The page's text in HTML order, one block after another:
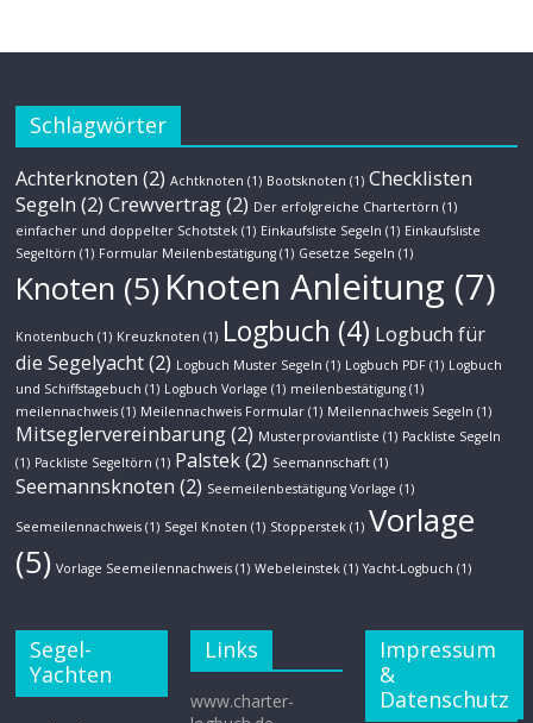
Schlagwörter
Achterknoten (2) Achtknoten (1) Bootsknoten (1) Checklisten
Segeln (2) Crewvertrag(2) Der erfolgreiche Chartertörn (1)
einfacher und doppelter Schotstek (1) Einkaufsliste Segeln (1) Einkaufsliste
Segeltörn (1) Formular Meilenbestätigung (1) Gesetze Segeln (1)
Knoten (5) Knoten Anleitung (7)
Knotenbuch (1) Kreuzknoten (1) Logbuch (4) Logbuch für
die Segelyacht(2) Logbuch Muster Segeln (1) Logbuch PDF (1) Logbuch
und Schiffstagebuch (1) Logbuch Vorlage (1) meilenbestätigung (1)
meilennachweis (1) Meilennachweis Formular (1) Meilennachweis Segeln (1)
Mitseglervereinbarung(2) Musterproviantliste (1) Packliste Segeln
(1) Packliste Segeltörn (1) Palstek(2) Seemannschaft (1)
Seemannsknoten (2) Seemeilenbestätigung Vorlage (1)
Seemeilennachweis (1) Segel Knoten (1) Stopperstek (1) Vorlage
(5) Vorlage Seemeilennachweis (1) Webeleinstek (1) Yacht-Logbuch (1)
Segel-
Yachten
Links
www.charter-
Impressum
&
Datenschutz